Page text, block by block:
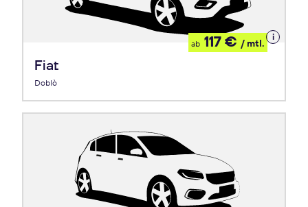
Fiat
Doblò
ab 117 € / mtl.
Details
zum